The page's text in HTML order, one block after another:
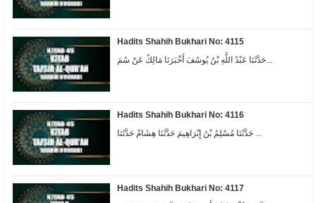
Hadits Shahih Bukhari No: 4115
حَدَّثَنَا عَبْدُ اللَّهِ بْنُ يُوسُفَ أَخْبَرَنَا مَالِكٌ عَنْ سُمَ...
Hadits Shahih Bukhari No: 4116
Hadits Shahih Bukhari No: 4117